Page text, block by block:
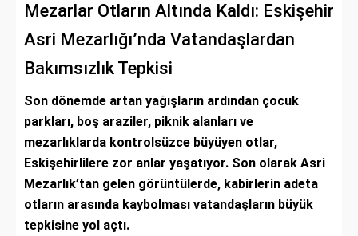
Mezarlar Otların Altında Kaldı: Eskişehir
Asri Mezarlığı’nda Vatandaşlardan
Bakımsızlık Tepkisi
Son dönemde artan yağışların ardından çocuk
parkları, boş araziler, piknik alanları ve
mezarlıklarda kontrolsüzce büyüyen otlar,
Eskişehirlilere zor anlar yaşatıyor. Son olarak Asri
Mezarlık’tan gelen görüntülerde, kabirlerin adeta
otların arasında kaybolması vatandaşların büyük
tepkisine yol açtı.